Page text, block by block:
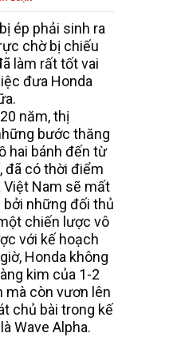
ép phải sinh ra
chờ bị chiếu
làm rất tốt vai
đưa Honda
năm, thị
bước thăng
hai bánh đến từ
đã có thời điểm
Nam sẽ mất
những đối thủ
chiến lược vô
với kế hoạch
Honda không
kim của 1-2
mà còn vươn lên
chủ bài trong kế
Wave Alpha.